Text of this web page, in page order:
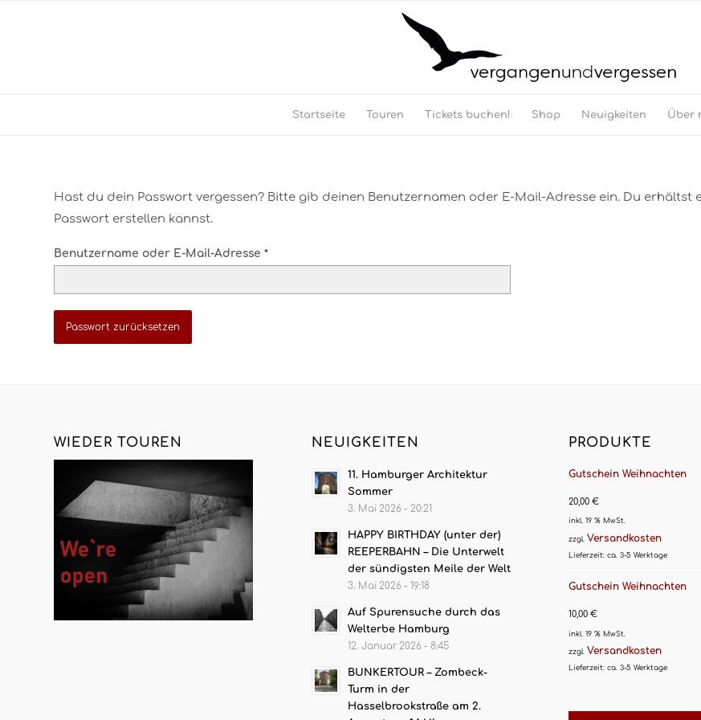
Startseite Touren Tickets buchen! Shop Neuigkeiten Über
Hast du dein Passwort vergessen? Bitte gib deinen Benutzernamen oder E-Mail-Adresse ein. Du
Passwort erstellen kannst.
Benutzername oder E-Mail-Adresse *
Passwort zurücksetzen
WIEDER TOUREN NEUIGKEITEN
11. Hamburger Architektur
Sommer
3. Mai 2026 - 20:21
HAPPY BIRTHDAY (unter der)
REEPERBAHN – Die Unterwelt
der sündigsten Meile der Welt
3. Mai 2026 - 19:18
Auf Spurensuche durch das
Welterbe Hamburg
12. Januar 2026 - 8:45
BUNKERTOUR – Zombeck-
Turm in der
Hasselbrookstraße am 2.
PRODUKTE
Gutschein Weihnachten
20,00€
inkl. 19 % MwSt.
zzgl. Versandkosten
Lieferzeit:ca. 3-5 Werktage
Gutschein Weihnachten
10,00€
inkl. 19 % MwSt.
zzgl. Versandkosten
Lieferzeit:ca. 3-5 Werktage